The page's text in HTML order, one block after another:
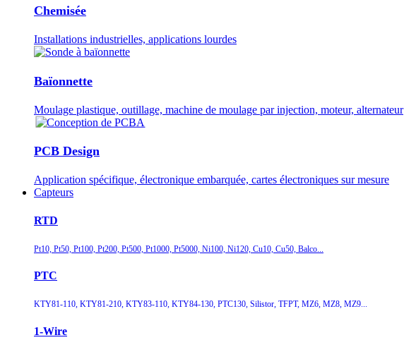
Chemisée
Installations industrielles, applications lourdes
Baïonnette
Moulage plastique, outillage, machine de moulage par injection, moteur, alternateur
PCB Design
Application spécifique, électronique embarquée, cartes électroniques sur mesure
Capteurs
RTD
Pt10, Pt50, Pt100, Pt200, Pt500, Pt1000, Pt5000, Ni100, Ni120, Cu10, Cu50, Balco...
PTC
KTY81-110, KTY81-210, KTY83-110, KTY84-130, PTC130, Silistor, TFPT, MZ6, MZ8, MZ9...
1-Wire